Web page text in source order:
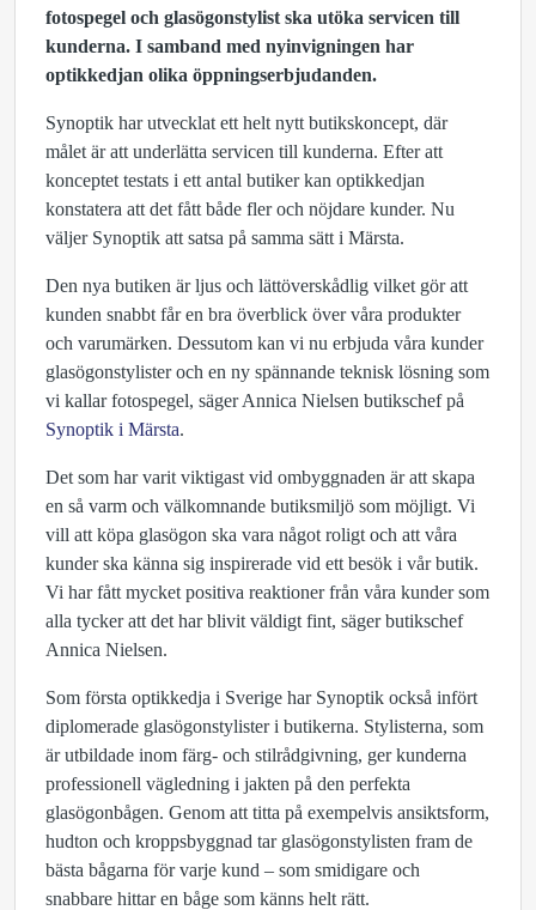
fotospegel och glasögonstylist ska utöka servicen till
kunderna. I samband med nyinvigningen har
optikkedjan olika öppningserbjudanden.
Synoptik har utvecklat ett helt nytt butikskoncept, där
målet är att underlätta servicen till kunderna. Efter att
konceptet testats i ett antal butiker kan optikkedjan
konstatera att det fått både fler och nöjdare kunder. Nu
väljer Synoptik att satsa på samma sätt i Märsta.
Den nya butiken är ljus och lättöverskådlig vilket gör att
kunden snabbt får en bra överblick över våra produkter
och varumärken. Dessutom kan vi nu erbjuda våra kunder
glasögonstylister och en ny spännande teknisk lösning som
vi kallar fotospegel, säger Annica Nielsen butikschef på
Synoptik i Märsta.
Det som har varit viktigast vid ombyggnaden är att skapa
en så varm och välkomnande butiksmiljö som möjligt. Vi
vill att köpa glasögon ska vara något roligt och att våra
kunder ska känna sig inspirerade vid ett besök i vår butik.
Vi har fått mycket positiva reaktioner från våra kunder som
alla tycker att det har blivit väldigt fint, säger butikschef
Annica Nielsen.
Som första optikkedja i Sverige har Synoptik också infört
diplomerade glasögonstylister i butikerna. Stylisterna, som
är utbildade inom färg- och stilrådgivning, ger kunderna
professionell vägledning i jakten på den perfekta
glasögonbågen. Genom att titta på exempelvis ansiktsform,
hudton och kroppsbyggnad tar glasögonstylisten fram de
bästa bågarna för varje kund – som smidigare och
snabbare hittar en båge som känns helt rätt.